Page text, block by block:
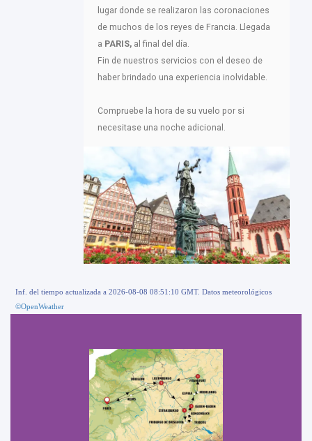
lugar donde se realizaron las coronaciones
de muchos de los reyes de Francia. Llegada
a PARIS, al final del día.
Fin de nuestros servicios con el deseo de
haber brindado una experiencia inolvidable.
Compruebe la hora de su vuelo por si
necesitase una noche adicional.
Inf. del tiempo actualizada a 2026-08-08 08:51:10 GMT. Datos meteorológicos
©OpenWeather